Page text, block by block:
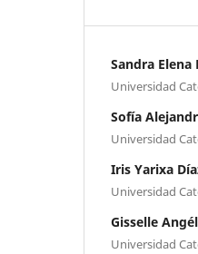
Sandra Elena
Universidad
Sofía
Universidad
Iris Yarixa
Universidad
Gisselle
Universidad